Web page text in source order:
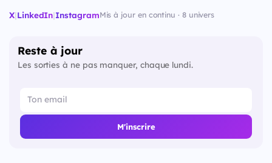
X|LinkedIn|InstagramMis à jour en continu · 8 univers
Reste à jour
Les sorties à ne pas manquer, chaque lundi.
M'inscrire